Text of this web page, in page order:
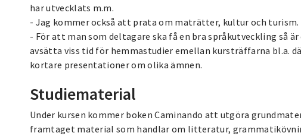
har utvecklats m.m.
- Jag kommer också att prata om maträtter, kultur och turism.
- För att man som deltagare ska få en bra språkutveckling så
avsätta viss tid för hemmastudier emellan kursträffarna bl.a.
kortare presentationer om olika ämnen.
Studiematerial
Under kursen kommer boken Caminando att utgöra
framtaget material som handlar om litteratur,